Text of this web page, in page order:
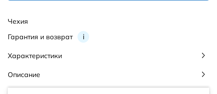
Гарантия и возврат i
Чехия
Характеристики
Описание